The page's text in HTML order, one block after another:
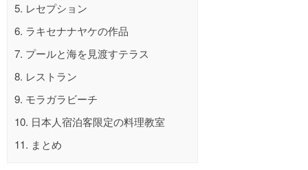
5. レセプション
6. ラキセナナヤケの作品
7. プールと海を見渡すテラス
8. レストラン
9. モラガラビーチ
10. 日本人宿泊客限定の料理教室
11. まとめ